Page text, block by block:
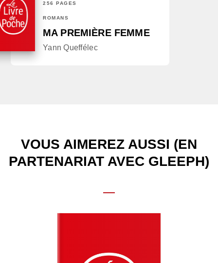
256 PAGES
ROMANS
MA PREMIÈRE FEMME
Yann Queffélec
VOUS AIMEREZ AUSSI (EN
PARTENARIAT AVEC GLEEPH)